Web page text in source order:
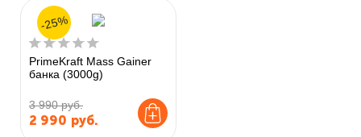
PrimeKraft Mass Gainer
банка (3000g)
3 990 руб.
2 990 руб.
-25%